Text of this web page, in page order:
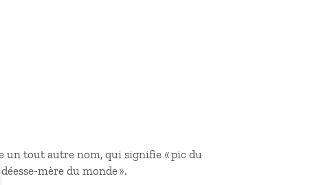
un tout autre nom, qui signifie « pic du
mère du monde ».